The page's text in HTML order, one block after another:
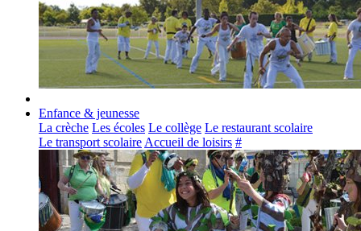
Enfance & jeunesse
La crèche Les écoles Le collège Le restaurant scolaire
Le transport scolaire Accueil de loisirs #